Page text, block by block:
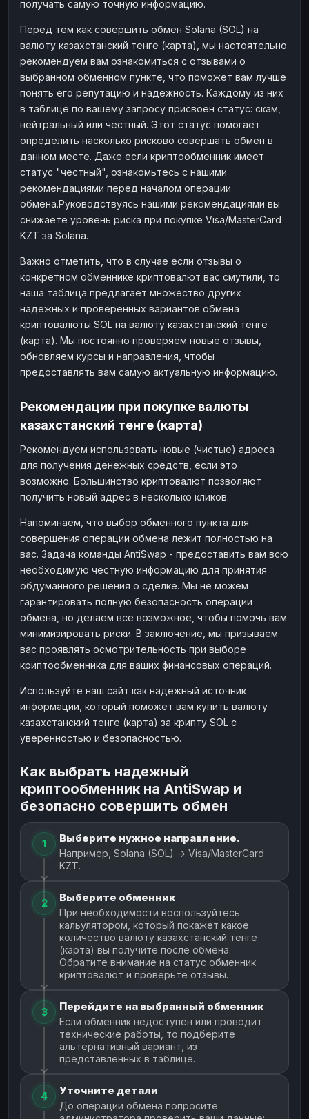
получать самую точную информацию.
Перед тем как совершить обмен Solana (SOL) на
валюту казахстанский тенге (карта), мы настоятельно
рекомендуем вам ознакомиться с отзывами о
выбранном обменном пункте, что поможет вам лучше
понять его репутацию и надежность. Каждому из них
в таблице по вашему запросу присвоен статус: скам,
нейтральный или честный. Этот статус помогает
определить насколько рисково совершать обмен в
данном месте. Даже если криптообменник имеет
статус "честный", ознакомьтесь с нашими
рекомендациями перед началом операции
обмена.Руководствуясь нашими рекомендациями вы
снижаете уровень риска при покупке Visa/MasterCard
KZT за Solana.
Важно отметить, что в случае если отзывы о
конкретном обменнике криптовалют вас смутили, то
наша таблица предлагает множество других
надежных и проверенных вариантов обмена
криптовалюты SOL на валюту казахстанский тенге
(карта). Мы постоянно проверяем новые отзывы,
обновляем курсы и направления, чтобы
предоставлять вам самую актуальную информацию.
Рекомендации при покупке валюты
казахстанский тенге (карта)
Рекомендуем использовать новые (чистые) адреса
для получения денежных средств, если это
возможно. Большинство криптовалют позволяют
получить новый адрес в несколько кликов.
Напоминаем, что выбор обменного пункта для
совершения операции обмена лежит полностью на
вас. Задача команды AntiSwap - предоставить вам всю
необходимую честную информацию для принятия
обдуманного решения о сделке. Мы не можем
гарантировать полную безопасность операции
обмена, но делаем все возможное, чтобы помочь вам
минимизировать риски. В заключение, мы призываем
вас проявлять осмотрительность при выборе
криптообменника для ваших финансовых операций.
Используйте наш сайт как надежный источник
информации, который поможет вам купить валюту
казахстанский тенге (карта) за крипту SOL с
уверенностью и безопасностью.
Как выбрать надежный
криптообменник на AntiSwap и
безопасно совершить обмен
1 Выберите нужное направление.
Например, Solana (SOL) → Visa/MasterCard
KZT.
2 Выберите обменник
При необходимости воспользуйтесь
кальулятором, который покажет какое
количество валюту казахстанский тенге
(карта) вы получите после обмена.
Обратите внимание на статус обменник
криптовалют и проверьте отзывы.
3 Перейдите на выбранный обменник
Если обменник недоступен или проводит
технические работы, то подберите
альтернативный вариант, из
представленных в таблице.
4 Уточните детали
До операции обмена попросите